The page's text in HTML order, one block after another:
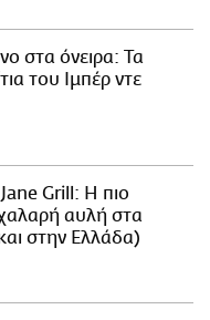
στα όνειρα: Τα
του Ιμπέρ ντε
Grill: Η πιο
αυλή στα
στην Ελλάδα)